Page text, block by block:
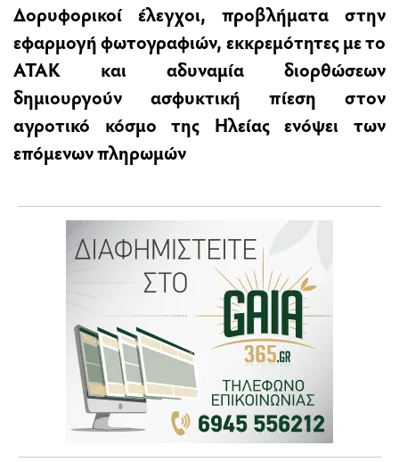
Δορυφορικοί έλεγχοι, προβλήματα στην
εφαρμογή φωτογραφιών, εκκρεμότητες με το
ΑΤΑΚ και αδυναμία διορθώσεων
δημιουργούν ασφυκτική πίεση στον
αγροτικό κόσμο της Ηλείας ενόψει των
επόμενων πληρωμών